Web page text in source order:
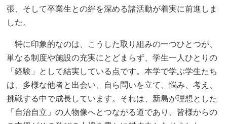
張、そして卒業生との絆を深める諸活動が着実に前進しま
した。
特に印象的なのは、こうした取り組みの一つひとつが、
単なる制度や施設の充実にとどまらず、学生一人ひとりの
「経験」として結実している点です。本学で学ぶ学生たち
は、多様な他者と出会い、自ら問いを立て、悩み、考え、
挑戦する中で成長しています。それは、新島が理想とした
「自治自立」の人物像へとつながる道であり、皆様からの